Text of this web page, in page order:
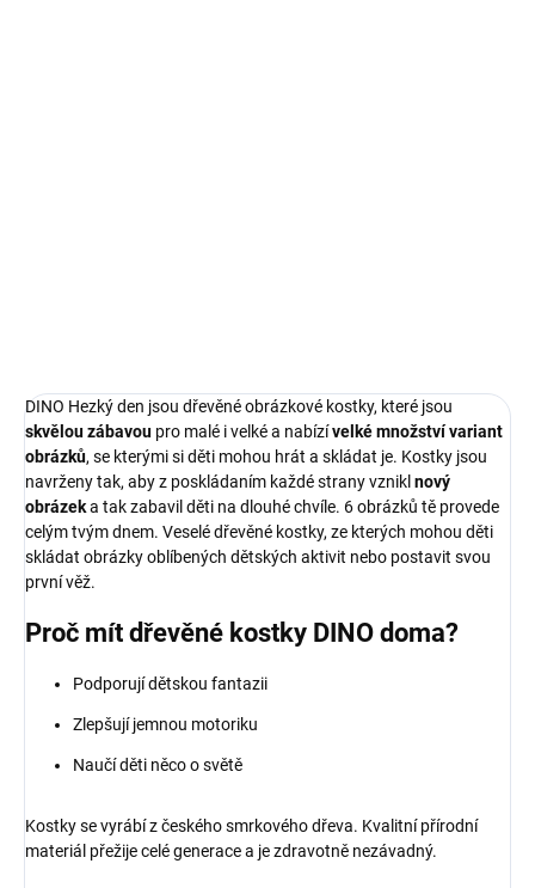
DINO Hezký den jsou dřevěné obrázkové kostky, které jsou
skvělou zábavou pro malé i velké a nabízívelké množství variant
obrázků, se kterými si děti mohou hrát a skládat je. Kostky jsou
navrženy tak, aby z poskládaním každé strany vznikl nový
obrázeka tak zabavil děti na dlouhé chvíle. 6 obrázků tě provede
celým tvým dnem. Veselé dřevěné kostky, ze kterých mohou děti
skládat obrázky oblíbených dětských aktivit nebo postavit svou
první věž.
Proč mít dřevěné kostky DINO doma?
Podporují dětskou fantazii
Zlepšují jemnou motoriku
Naučí děti něco o světě
Kostky se vyrábí z českého smrkového dřeva. Kvalitní přírodní
materiál přežije celé generace a je zdravotně nezávadný.